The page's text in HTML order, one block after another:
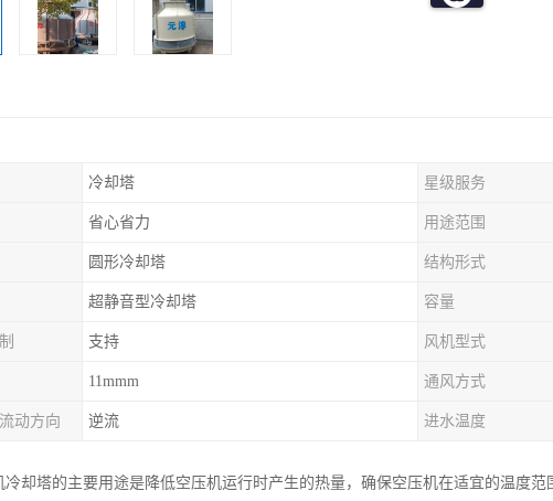
冷却塔 星级服务
省心省力 用途范围
圆形冷却塔 结构形式
超静音型冷却塔 容量
支持 风机型式
11mmm 通风方式
动方向 逆流 进水温度
冷却塔的主要用途是降低空压机运行时产生的热量，确保空压机在适宜的温度